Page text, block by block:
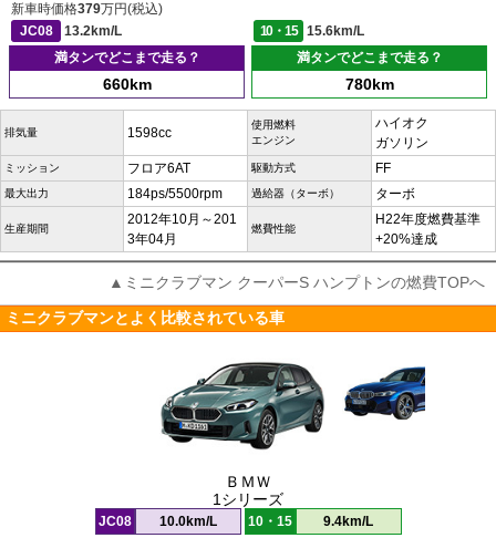
新車時価格379万円(税込)
JC08
13.2km/L 10・15
15.6km/L
満タンでどこまで走る？
660km
満タンでどこまで走る？
780km
排気量 1598cc
使用燃料
エンジン
ハイオク
ガソリン
ミッション フロア6AT 駆動方式 FF
最大出力 184ps/5500rpm 過給器（ターボ） ターボ
生産期間
2012年10月～201
3年04月
燃費性能
H22年度燃費基準
+20%達成
▲ミニクラブマン クーパーS ハンプトンの燃費TOPへ
ミニクラブマンとよく比較されている車
ＢＭＷ
1シリーズ
JC08 10.0km/L 10・15 9.4km/L